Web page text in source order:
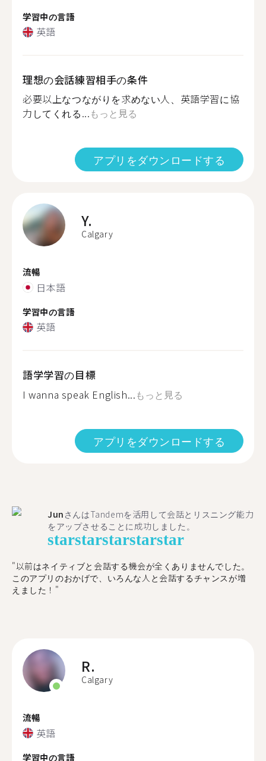
学習中の言語
英語
理想の会話練習相手の条件
必要以上なつながりを求めない人、英語学習に協
力してくれる...もっと見る
アプリをダウンロードする
Y.
Calgary
流暢
日本語
学習中の言語
英語
語学学習の目標
I wanna speak English...もっと見る
アプリをダウンロードする
Jun さんはTandemを活用して会話とリスニング能力
をアップさせることに成功しました。
starstarstarstarstar
"以前はネイティブと会話する機会が全くありませんでした。
このアプリのおかげで、いろんな人と会話するチャンスが増
えました！"
R.
Calgary
流暢
英語
学習中の言語